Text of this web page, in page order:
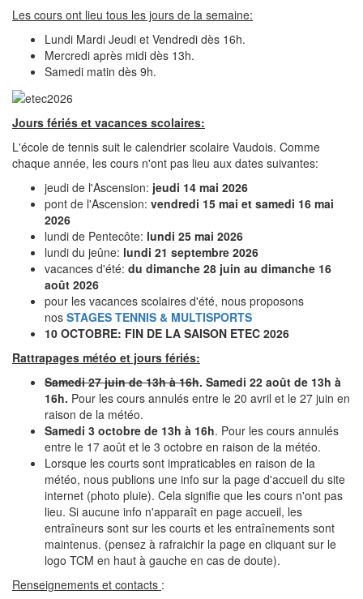
Les cours ont lieu tous les jours de la semaine:
Lundi Mardi Jeudi et Vendredi dès 16h.
Mercredi après midi dès 13h.
Samedi matin dès 9h.
Jours fériés et vacances scolaires:
L'école de tennis suit le calendrier scolaire Vaudois. Comme
chaque année, les cours n'ont pas lieu aux dates suivantes:
jeudi de l'Ascension: jeudi 14 mai 2026
pont de l'Ascension: vendredi 15 mai et samedi 16 mai
2026
lundi de Pentecôte: lundi 25 mai 2026
lundi du jeûne: lundi 21 septembre 2026
vacances d'été: du dimanche 28 juin au dimanche 16
août 2026
pour les vacances scolaires d'été, nous proposons
nos STAGES TENNIS & MULTISPORTS
10 OCTOBRE: FIN DE LA SAISON ETEC 2026
Rattrapages météo et jours fériés:
Samedi 27 juin de 13h à 16h. Samedi 22 août de 13h à
16h. Pour les cours annulés entre le 20 avril et le 27 juin en
raison de la météo.
Samedi 3 octobre de 13h à 16h. Pour les cours annulés
entre le 17 août et le 3 octobre en raison de la météo.
Lorsque les courts sont impraticables en raison de la
météo, nous publions une info sur la page d'accueil du site
internet (photo pluie). Cela signifie que les cours n'ont pas
lieu. Si aucune info n'apparaît en page accueil, les
entraîneurs sont sur les courts et les entraînements sont
maintenus. (pensez à rafraichir la page en cliquant sur le
logo TCM en haut à gauche en cas de doute).
Renseignements et contacts :